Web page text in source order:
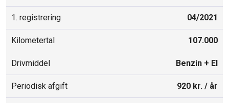
1. registrering 04/2021
Kilometertal 107.000
Drivmiddel Benzin + El
Periodisk afgift 920 kr. / år